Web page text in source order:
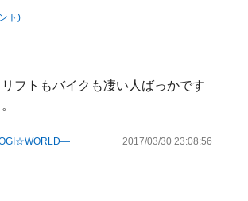
ト)
リフトもバイクも凄い人ばっかです
2017/03/30 23:08:56